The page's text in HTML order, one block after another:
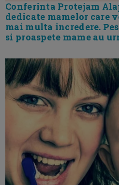
Conferinta Protejam
dedicate mamelor care
mai multa incredere.
si proaspete mame au